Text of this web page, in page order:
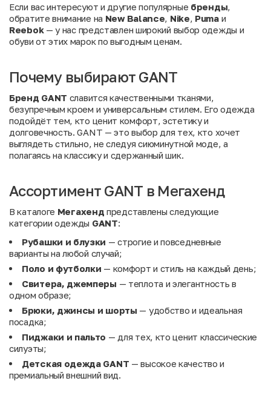
Если вас интересуют и другие популярные бренды
обратите внимание на New Balance Nike Pumaи
Reebok— у нас представлен широкий выбор одежды и
обуви от этих марок по выгодным ценам.
Почему выбирают GANT
Бренд GANT славится качественными тканями,
безупречным кроем и универсальным стилем. Его одежда
подойдёт тем, кто ценит комфорт, эстетику и
долговечность. GANT — это выбор для тех, кто хочет
выглядеть стильно, не следуя сиюминутной моде, а
полагаясь на классику и сдержанный шик.
Ассортимент GANT в Мегахенд
В каталоге Мегахенд представлены следующие
категории одежды GANT:
Рубашки и блузки — строгие и повседневные
варианты на любой случай;
Поло и футболки — комфорт и стиль на каждый день;
Свитера, джемперы — теплота и элегантность в
одном образе;
Брюки, джинсы и шорты — удобство и идеальная
посадка;
Пиджаки и пальто — для тех, кто ценит классические
силуэты;
Детская одежда GANT — высокое качество и
премиальный внешний вид.